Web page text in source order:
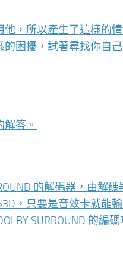
，所以產生了這樣的
困擾，試著尋找你自
答。
的解碼器，由解
，只要是音效卡就能輸
SURROUND 的編